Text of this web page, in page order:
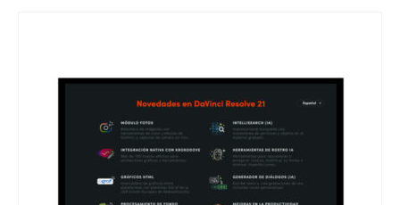
EditorialTecnoTur.com
Contacto (vía TecnoTur)